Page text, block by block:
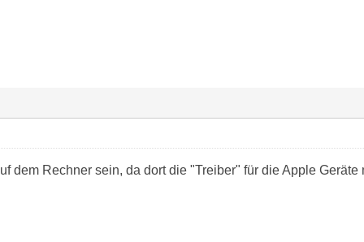
dem Rechner sein, da dort die "Treiber" für die Apple Geräte